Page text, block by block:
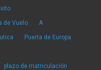
de Vuelo A
Puerta de Europa
plazo de matriculación